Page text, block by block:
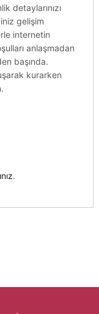
detaylarınızı
gelişim
internetin
anlaşmadan
başında.
kurarken
.